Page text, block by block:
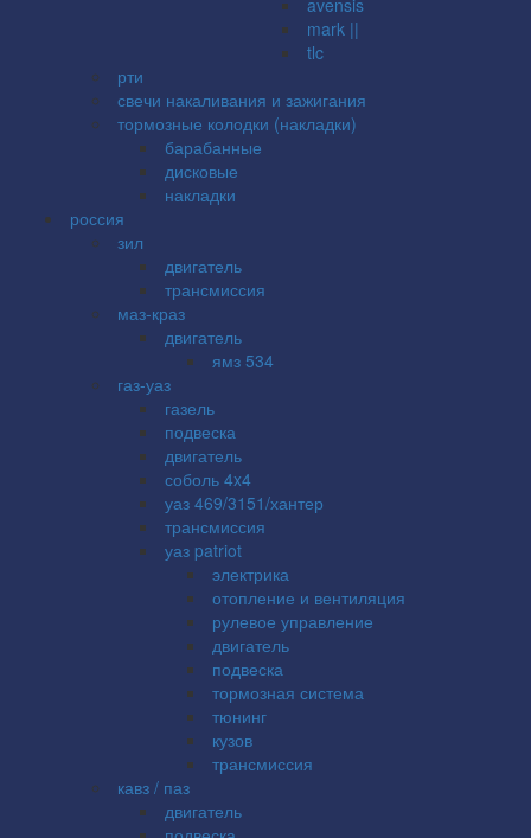
mark ||
tlc
рти
свечи накаливания и зажигания
тормозные колодки (накладки)
барабанные
дисковые
накладки
россия
зил
двигатель
трансмиссия
маз-краз
двигатель
ямз 534
газ-уаз
газель
подвеска
двигатель
соболь 4x4
уаз 469/3151/хантер
трансмиссия
уаз patriot
электрика
отопление и вентиляция
рулевое управление
двигатель
подвеска
тормозная система
тюнинг
кузов
трансмиссия
кавз / паз
двигатель